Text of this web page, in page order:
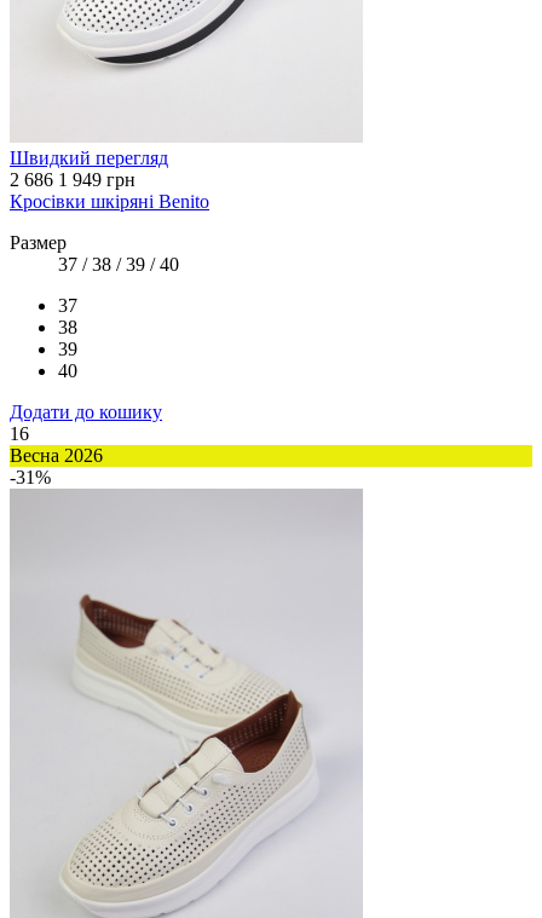
Швидкий перегляд
2 686 1 949 грн
Кросівки шкіряні Benito
Размер
37 / 38 / 39 / 40
37
38
39
40
Додати до кошику
16
Весна 2026
-31%